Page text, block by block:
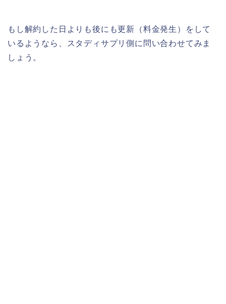
もし解約した日よりも後にも更新（料金発生）をして
いるようなら、スタディサプリ側に問い合わせてみま
しょう。